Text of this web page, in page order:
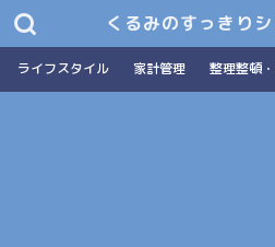
くるみのすっきり
ライフスタイル 家計管理 整理整頓